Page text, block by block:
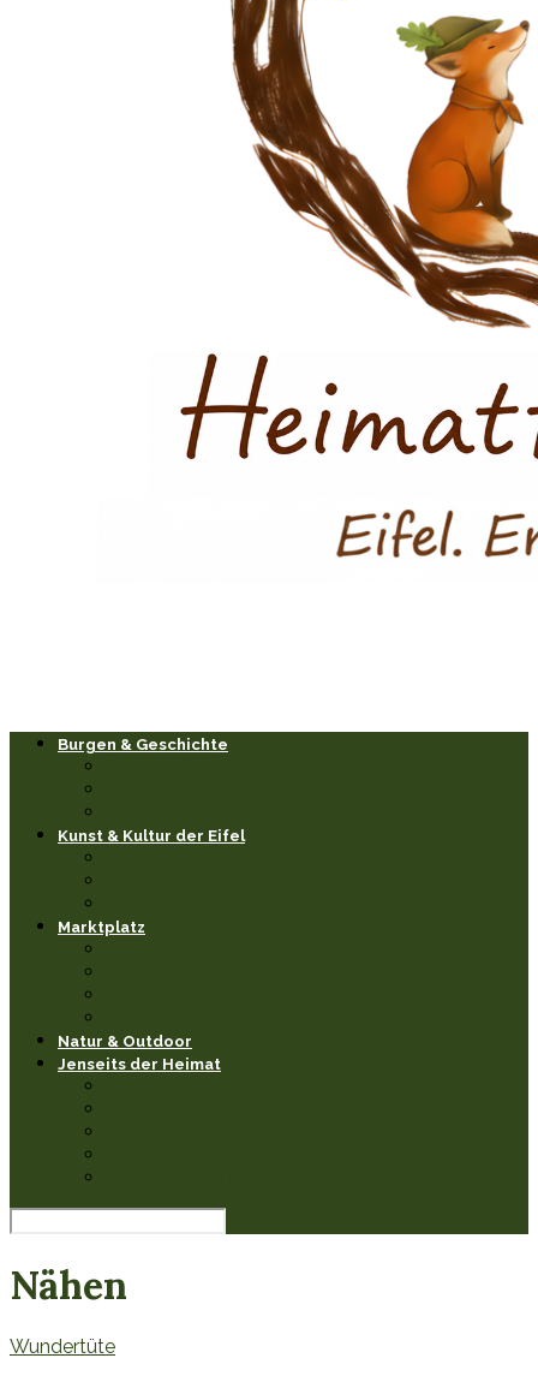
Burgen & Geschichte
Kunst & Kultur der Eifel
Marktplatz
Natur & Outdoor
Jenseits der Heimat
Nähen
Wundertüte